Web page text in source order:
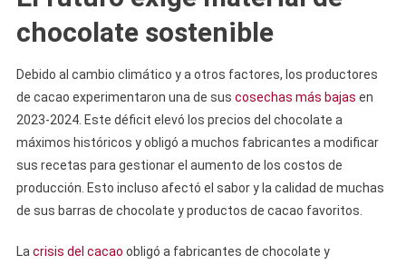
chocolate sostenible
Debido al cambio climático y a otros factores, los productores
de cacao experimentaron una de sus cosechas más bajas en
2023-2024. Este déficit elevó los precios del chocolate a
máximos históricos y obligó a muchos fabricantes a modificar
sus recetas para gestionar el aumento de los costos de
producción. Esto incluso afectó el sabor y la calidad de muchas
de sus barras de chocolate y productos de cacao favoritos.
La crisis del cacao obligó a fabricantes de chocolate y